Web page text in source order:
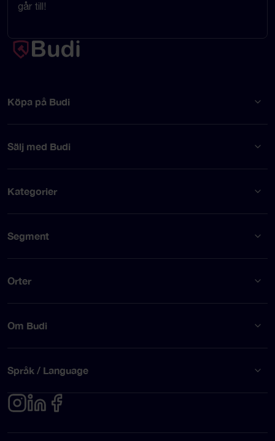
går till!
Köpa på Budi
Sälj med Budi
Kategorier
Segment
Orter
Om Budi
Språk / Language